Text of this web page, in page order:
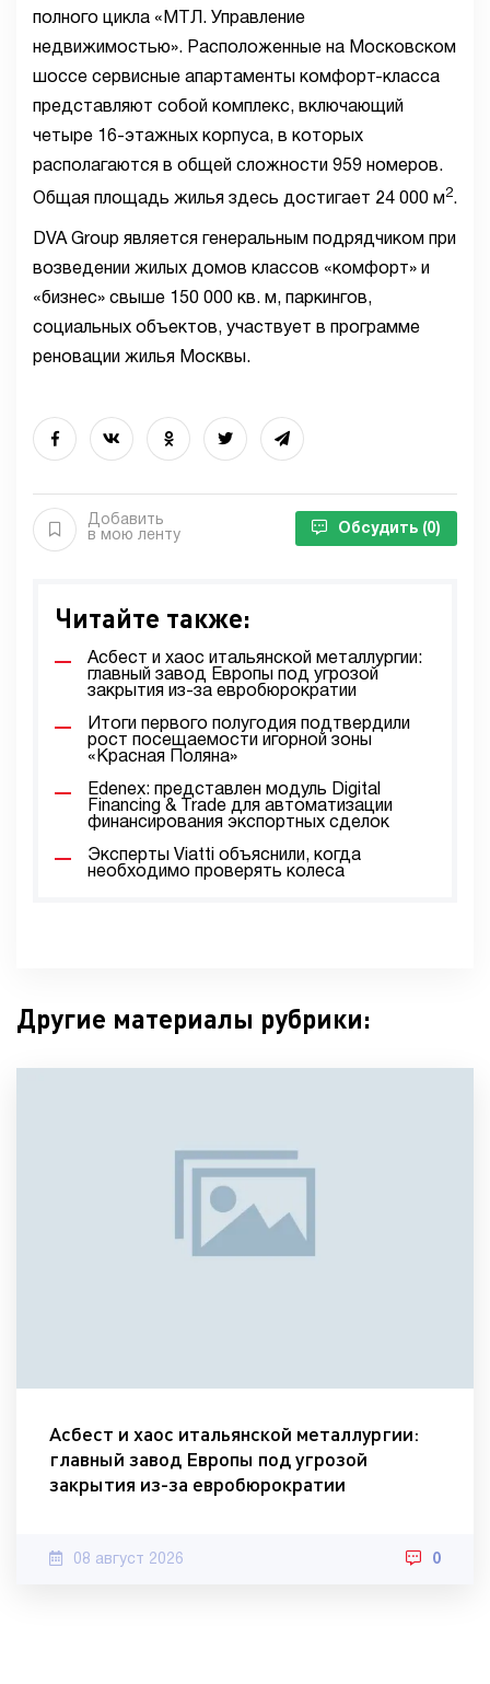
полного цикла «МТЛ. Управление
недвижимостью». Расположенные на Московском
шоссе сервисные апартаменты комфорт-класса
представляют собой комплекс, включающий
четыре 16-этажных корпуса, в которых
располагаются в общей сложности 959 номеров.
Общая площадь жилья здесь достигает 24 000 м 2.
DVA Group является генеральным подрядчиком при
возведении жилых домов классов «комфорт» и
«бизнес» свыше 150 000 кв. м, паркингов,
социальных объектов, участвует в программе
реновации жилья Москвы.
Добавить
в мою ленту
Обсудить (0)
Читайте также:
Асбест и хаос итальянской металлургии:
главный завод Европы под угрозой
закрытия из-за евробюрократии
Итоги первого полугодия подтвердили
рост посещаемости игорной зоны
«Красная Поляна»
Edenex: представлен модуль Digital
Financing & Trade для автоматизации
финансирования экспортных сделок
Эксперты Viatti объяснили, когда
необходимо проверять колеса
Другие материалы рубрики:
Асбест и хаос итальянской металлургии:
главный завод Европы под угрозой
закрытия из-за евробюрократии
08 август 2026 0